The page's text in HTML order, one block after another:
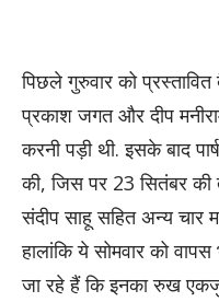
पिछले गुरुवार को
प्रकाश जगत और दीप
करनी पड़ी थी. इसके बाद
की, जिस पर 23 सितंबर की
संदीप साहू सहित अन्य चार
हालांकि ये सोमवार को
जा रहे हैं कि इनका रुख